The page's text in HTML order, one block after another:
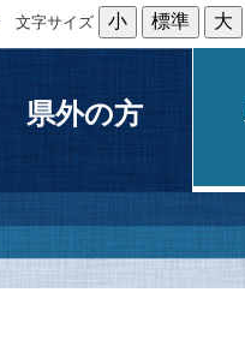
文字サイズ 小 標準 大
県外の方